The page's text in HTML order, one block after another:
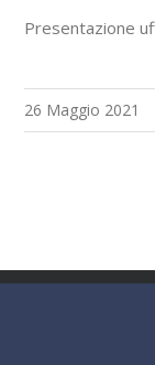
Presentazione
26 Maggio 2021